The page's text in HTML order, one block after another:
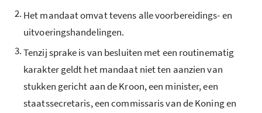
2. Het mandaat omvat tevens alle voorbereidings- en
uitvoeringshandelingen.
3.Tenzij sprake is van besluiten met een routinematig
karakter geldt het mandaat niet ten aanzien van
stukken gericht aan de Kroon, een minister, een
staatssecretaris, een commissaris van de Koning en